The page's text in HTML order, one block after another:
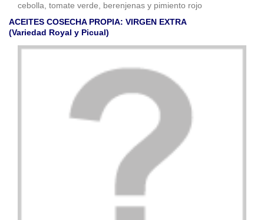
cebolla, tomate verde, berenjenas y pimiento rojo
ACEITES COSECHA PROPIA: VIRGEN EXTRA
(Variedad Royal y Picual)